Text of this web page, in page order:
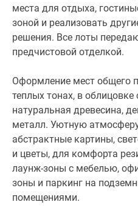
облицовке
стен
используется
натуральная
древесина,
штукатурка
металл.
Уютную
атмосферу
дополняют
места для отдыха,
зоной и реализовать
решения. Все лоты
предчистовой отделкой.
Оформление мест общего
теплых тонах, в облицовке
натуральная древесина,
металл. Уютную
абстрактные картины,
и цветы, для комфорта
лаунж-зоны с мебелью,
зоны и паркинг на
помещениями.